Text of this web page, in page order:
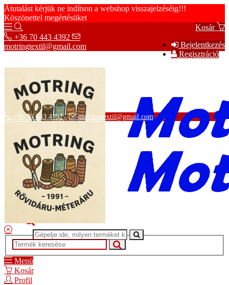
Átutalást kérjük ne indítson a webshop visszajelzéséig!!!
Köszönettel megértésüket
Kosár
Bejelentkezés
Regisztráció
+36 70 443 4392
motringtextil@gmail.com
Adatvédelmi tájékoztató
ÁSZF
Szállítási információk
+36 70 443 4392 motringtextil@gmail.com
Menü
Kosár
Profil